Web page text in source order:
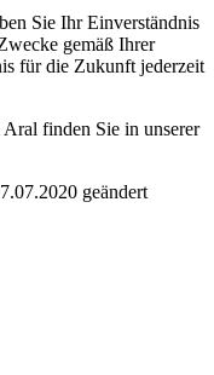
Sie Ihr Einverständnis
gemäß Ihrer
für die Zukunft jederzeit
finden Sie in unserer
geändert